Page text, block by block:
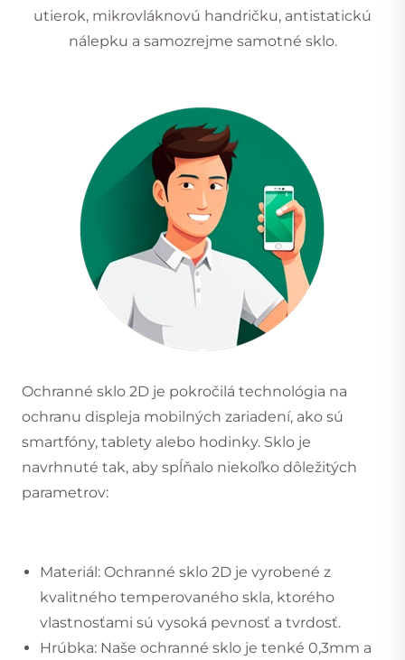
utierok, mikrovláknovú handričku, antistatickú
nálepku a samozrejme samotné sklo.
Ochranné sklo 2D je pokročilá technológia na
ochranu displeja mobilných zariadení, ako sú
smartfóny, tablety alebo hodinky. Sklo je
navrhnuté tak, aby spĺňalo niekoľko dôležitých
parametrov:
Materiál: Ochranné sklo 2D je vyrobené z
kvalitného temperovaného skla, ktorého
vlastnosťami sú vysoká pevnosť a tvrdosť.
Hrúbka: Naše ochranné sklo je tenké 0,3mm a